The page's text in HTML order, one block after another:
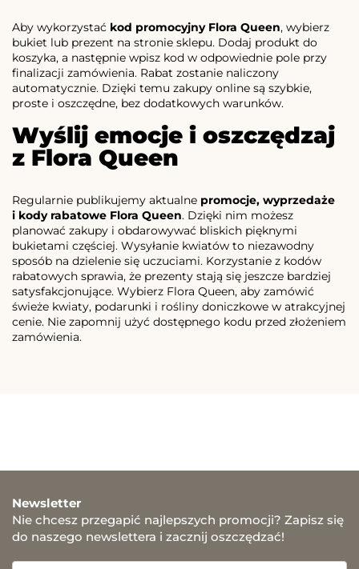
Aby wykorzystać kod promocyjny Flora Queen, wybierz
bukiet lub prezent na stronie sklepu. Dodaj produkt do
koszyka, a następnie wpisz kod w odpowiednie pole przy
finalizacji zamówienia. Rabat zostanie naliczony
automatycznie. Dzięki temu zakupy online są szybkie,
proste i oszczędne, bez dodatkowych warunków.
Wyślij emocje i oszczędzaj
z Flora Queen
Regularnie publikujemy aktualne promocje, wyprzedaże
i kody rabatowe Flora Queen. Dzięki nim możesz
planować zakupy i obdarowywać bliskich pięknymi
bukietami częściej. Wysyłanie kwiatów to niezawodny
sposób na dzielenie się uczuciami. Korzystanie z kodów
rabatowych sprawia, że prezenty stają się jeszcze bardziej
satysfakcjonujące. Wybierz Flora Queen, aby zamówić
świeże kwiaty, podarunki i rośliny doniczkowe w atrakcyjnej
cenie. Nie zapomnij użyć dostępnego kodu przed złożeniem
zamówienia.
Newsletter
Nie chcesz przegapić najlepszych promocji? Zapisz się
do naszego newslettera i zacznij oszczędzać!